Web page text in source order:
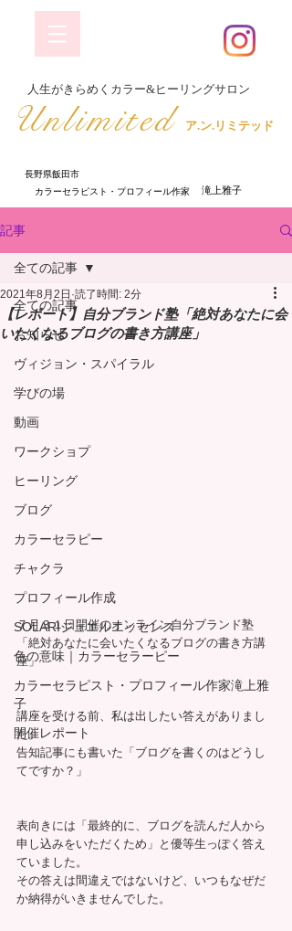
​人生がきらめくカラー&ヒーリングサロン
​Unlimited ア.ン.リミテッド
長野県飯田市
​カラーセラピスト・プロフィール作家
​ 滝上雅子
記事
全ての記事
お知らせ
ヴィジョン・スパイラル
学びの場
動画
ワークショプ
ヒーリング
ブログ
カラーセラピー
チャクラ
プロフィール作成
SOLARIジュエルエッセンス
色の意味｜カラーセラーピー
カラーセラピスト・プロフィール作家滝上雅
子
開催レポート
全ての記事
【レポート】自分ブランド塾「絶対あなたに会
いたくなるブログの書き方講座」
2021年8月2日 読了時間: 2分
７月３１日開催のオンライン自分ブランド塾
「絶対あなたに会いたくなるブログの書き方講
座」
講座を受ける前、私は出したい答えがありまし
た。
告知記事にも書いた「ブログを書くのはどうし
てですか？」
表向きには「最終的に、ブログを読んだ人から
申し込みをいただくため」と優等生っぽく答え
ていました。
その答えは間違えではないけど、いつもなぜだ
か納得がいきませんでした。